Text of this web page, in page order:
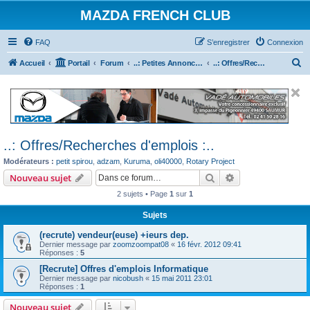
MAZDA FRENCH CLUB
FAQ Connexion
S’enregistrer
Accueil Portail Forum ..: Petites Annonces :.. (achats / ventes) ..: Offres/Recherches d'emplois :..
..: Offres/Recherches d'emplois :..
Modérateurs : petit spirou adzam Kuruma oli40000 Rotary Project
Nouveau sujet Rechercher
2 sujets • Page 1 sur 1
Sujets
(recrute) vendeur(euse) +ieurs dep.
Dernier message par zoomzoompat08 « 16 févr. 2012 09:41
Réponses : 5
[Recrute] Offres d'emplois Informatique
Dernier message par nicobush « 15 mai 2011 23:01
Réponses : 1
Nouveau sujet